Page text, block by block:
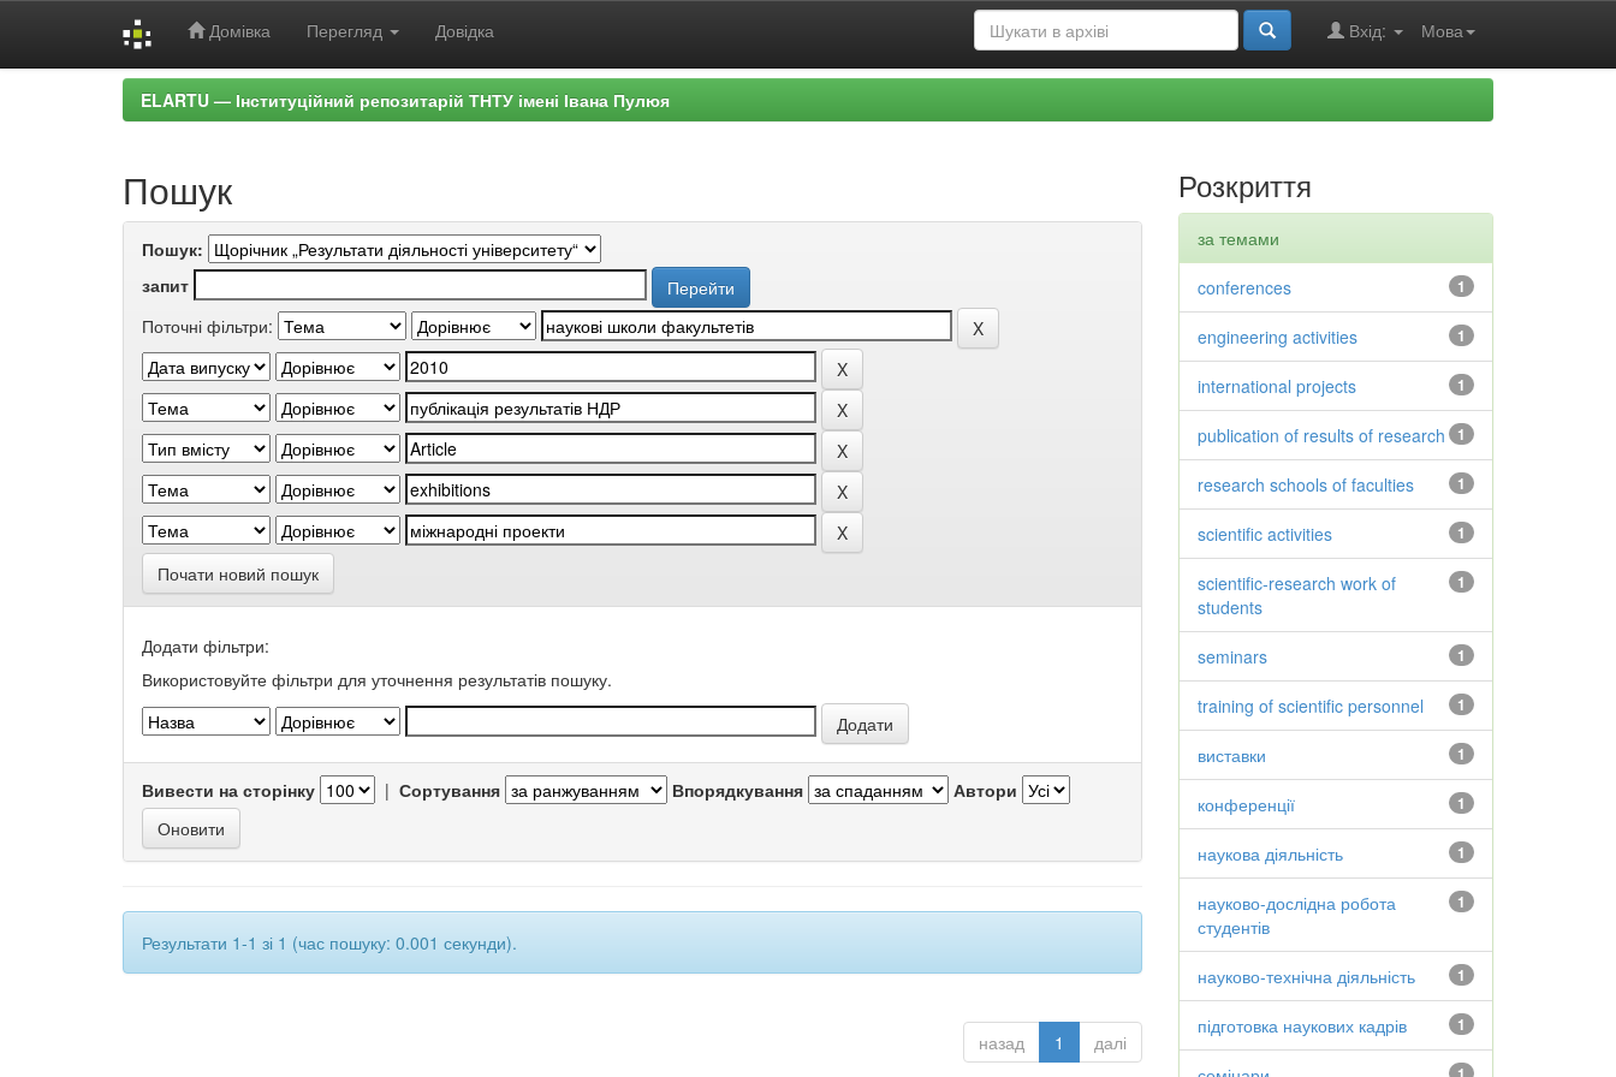
Домівка Перегляд Довідка Мова
Вхід:
ELARTU — Інституційний репозитарій ТНТУ імені Івана Пулюя
Пошук
Пошук:
запит
Поточні фільтри:
Почати новий пошук
Додати фільтри:
Використовуйте фільтри для уточнення результатів пошуку.
Вивести на сторінку | Сортування Впорядкування Автори
Результати 1-1 зі 1 (час пошуку: 0.001 секунди).
назад 1 далі
Розкриття
за темами
1
conferences
1
engineering activities
1
international projects
1
publication of results of research
1
research schools of faculties
1
scientific activities
1
scientific-research work of
students
1
seminars
1
training of scientific personnel
1
виставки
1
конференції
1
наукова діяльність
1
науково-дослідна робота
студентів
1
науково-технічна діяльність
1
підготовка наукових кадрів